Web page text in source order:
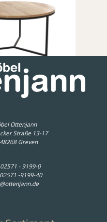
Joan 1 - LBH ca.
Asteiche massiv,
€ *
Ottenjann
Straße 13-17
Greven
02571 - 9199-0
-9199-40